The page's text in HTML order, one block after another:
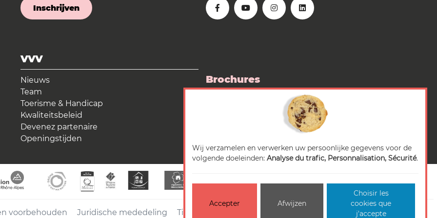
Inschrijven
VVV
Nieuws
Team
Toerisme & Handicap
Kwaliteitsbeleid
Devenez partenaire
Openingstijden
Brochures
voorbehouden Juridische mededeling Titels Beheer van cookies
Wij verzamelen en verwerken uw persoonlijke gegevens voor de
volgende doeleinden: Analyse du trafic, Personnalisation, Sécurité.
Accepter Afwijzen
Choisir les
cookies que
j'accepte